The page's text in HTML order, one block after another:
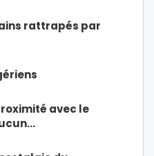
rattrapés par
avec le